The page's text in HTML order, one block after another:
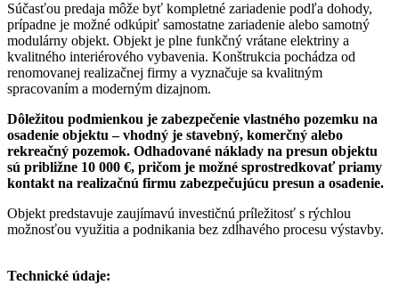
Súčasťou predaja môže byť kompletné zariadenie podľa dohody,
prípadne je možné odkúpiť samostatne zariadenie alebo samotný
modulárny objekt. Objekt je plne funkčný vrátane elektriny a
kvalitného interiérového vybavenia. Konštrukcia pochádza od
renomovanej realizačnej firmy a vyznačuje sa kvalitným
spracovaním a moderným dizajnom.
Dôležitou podmienkou je zabezpečenie vlastného pozemku na
osadenie objektu – vhodný je stavebný, komerčný alebo
rekreačný pozemok. Odhadované náklady na presun objektu
sú približne 10 000 €, pričom je možné sprostredkovať priamy
kontakt na realizačnú firmu zabezpečujúcu presun a osadenie.
Objekt predstavuje zaujímavú investičnú príležitosť s rýchlou
možnosťou využitia a podnikania bez zdĺhavého procesu výstavby.
Technické údaje: